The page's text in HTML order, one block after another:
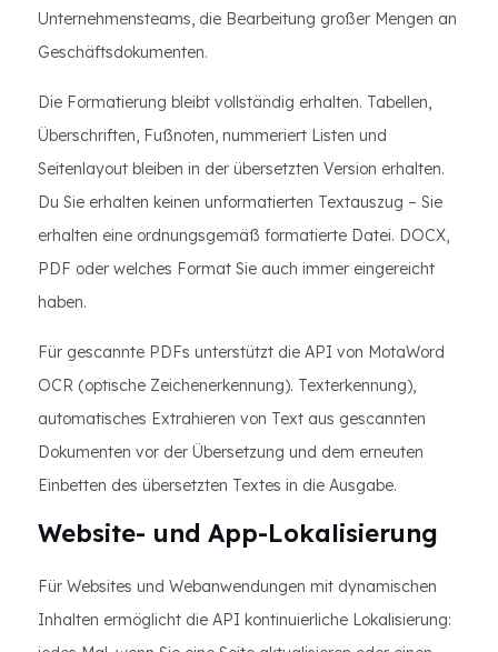
Unternehmensteams, die Bearbeitung großer Mengen an
Geschäftsdokumenten.
Die Formatierung bleibt vollständig erhalten. Tabellen,
Überschriften, Fußnoten, nummeriert Listen und
Seitenlayout bleiben in der übersetzten Version erhalten.
Du Sie erhalten keinen unformatierten Textauszug – Sie
erhalten eine ordnungsgemäß formatierte Datei. DOCX,
PDF oder welches Format Sie auch immer eingereicht
haben.
Für gescannte PDFs unterstützt die API von MotaWord
OCR (optische Zeichenerkennung). Texterkennung),
automatisches Extrahieren von Text aus gescannten
Dokumenten vor der Übersetzung und dem erneuten
Einbetten des übersetzten Textes in die Ausgabe.
Website- und App-Lokalisierung
Für Websites und Webanwendungen mit dynamischen
Inhalten ermöglicht die API kontinuierliche Lokalisierung: